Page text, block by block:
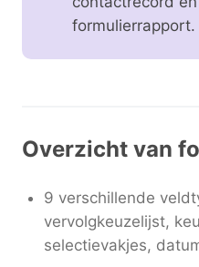
formulierrapport.
Overzicht van
9 verschillende
vervolgkeuzelijst,
selectievakjes,